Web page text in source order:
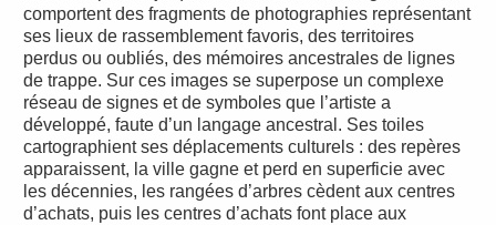
comportent des fragments de photographies représentant
ses lieux de rassemblement favoris, des territoires
perdus ou oubliés, des mémoires ancestrales de lignes
de trappe. Sur ces images se superpose un complexe
réseau de signes et de symboles que l’artiste a
développé, faute d’un langage ancestral. Ses toiles
cartographient ses déplacements culturels : des repères
apparaissent, la ville gagne et perd en superficie avec
les décennies, les rangées d’arbres cèdent aux centres
d’achats, puis les centres d’achats font place aux